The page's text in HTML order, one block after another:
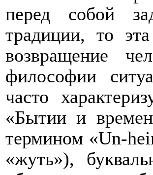
перед собой
традиции, то
возвращение
философии
часто
«Бытии и
термином «Un-
«жуть»),